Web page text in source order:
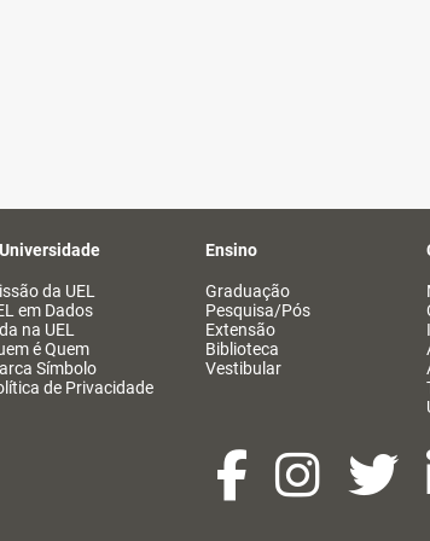
da UEL
em Dados
na UEL
é Quem
Símbolo
de Privacidade
Ensino
Graduação
Pesquisa/Pós
Extensão
Biblioteca
Vestibular